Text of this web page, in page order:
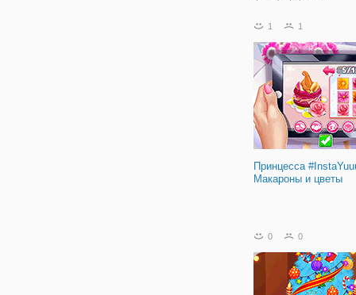
новом приключении и
профессиональной
Выберите ее наряд и
образ классным
сделайте
1 1
Принцесса
Макароны и цветы
0 0